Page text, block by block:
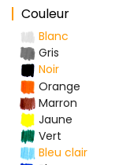
Couleur
Blanc
Gris
Noir
Orange
Marron
Jaune
Vert
Bleu clair